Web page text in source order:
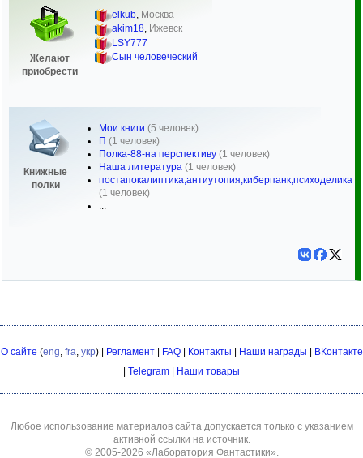
Желают
приобрести
elkub, Москва
akim18, Ижевск
LSY777
Сын человеческий
Книжные
полки
Мои книги (5 человек)
П (1 человек)
Полка-88-на перспективу (1 человек)
Наша литература (1 человек)
постапокалиптика,антиутопия,киберпанк,психоделика
(1 человек)
...
О сайте (eng, fra, укр) | Регламент| FAQ| Контакты Наши награды
ВКонтакте
Telegram Наши товары
Любое использование материалов сайта допускается только с указанием
активной ссылки на источник.
© 2005-2026 «Лаборатория Фантастики».